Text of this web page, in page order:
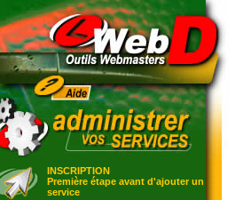
INSCRIPTION
Première étape avant d'ajouter un
service